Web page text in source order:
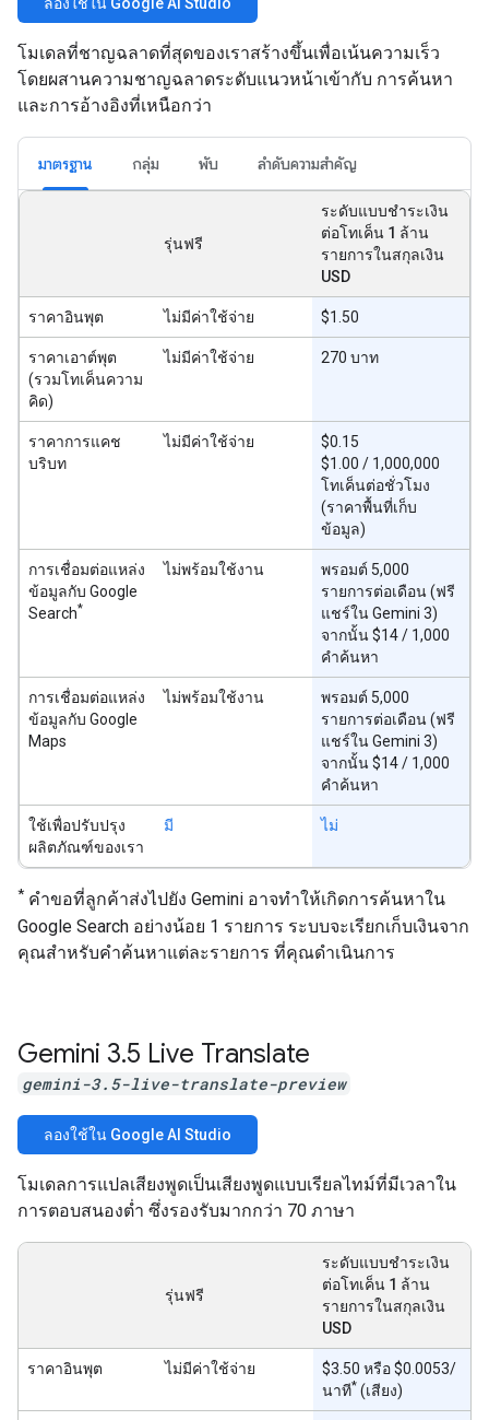
โมเดลที่ชาญฉลาดที่สุดของเราสร้างขึ้นเพื่อเน้นความเร็ว
โดยผสานความชาญฉลาดระดับแนวหน้าเข้ากับ การค้นหา
และการอ้างอิงที่เหนือกว่า
มาตรฐาน กลุ่ม พับ ลำดับความสำคัญ
รุ่นฟรี
ระดับแบบชำระเงิน
ต่อโทเค็น 1 ล้าน
รายการในสกุลเงิน
USD
ราคาอินพุต ไม่มีค่าใช้จ่าย $1.50
ราคาเอาต์พุต
(รวมโทเค็นความ
คิด)
ไม่มีค่าใช้จ่าย 270 บาท
ราคาการแคช
บริบท
ไม่มีค่าใช้จ่าย
$0.15
$1.00 / 1,000,000
โทเค็นต่อชั่วโมง
(ราคาพื้นที่เก็บ
ข้อมูล)
การเชื่อมต่อแหล่ง
ข้อมูลกับ Google
Search*
ไม่พร้อมใช้งาน
พรอมต์ 5,000
รายการต่อเดือน (ฟรี
แชร์ใน Gemini 3)
จากนั้น $14 / 1,000
คำค้นหา
การเชื่อมต่อแหล่ง
ข้อมูลกับ Google
Maps
ไม่พร้อมใช้งาน
พรอมต์ 5,000
รายการต่อเดือน (ฟรี
แชร์ใน Gemini 3)
จากนั้น $14 / 1,000
คำค้นหา
ใช้เพื่อปรับปรุง
ผลิตภัณฑ์ของเรา
มี ไม่
* คำขอที่ลูกค้าส่งไปยัง Gemini อาจทำให้เกิดการค้นหาใน
Google Search อย่างน้อย 1 รายการ ระบบจะเรียกเก็บเงินจาก
คุณสำหรับคำค้นหาแต่ละรายการ ที่คุณดำเนินการ
Gemini 3.5 Live Translate
gemini-3.5-live-translate-preview
ลองใช้ใน Google AI Studio
โมเดลการแปลเสียงพูดเป็นเสียงพูดแบบเรียลไทม์ที่มีเวลาใน
การตอบสนองต่ำ ซึ่งรองรับมากกว่า 70 ภาษา
รุ่นฟรี
ระดับแบบชำระเงิน
ต่อโทเค็น 1 ล้าน
รายการในสกุลเงิน
USD
ราคาอินพุต ไม่มีค่าใช้จ่าย
$3.50 หรือ $0.0053/
นาที* (เสียง)